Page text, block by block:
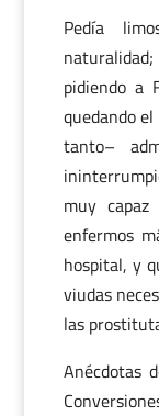
Pedía
pidiendo a
quedando
tanto–
muy
enfermos
hospital, y
viudas
las
Anécdotas